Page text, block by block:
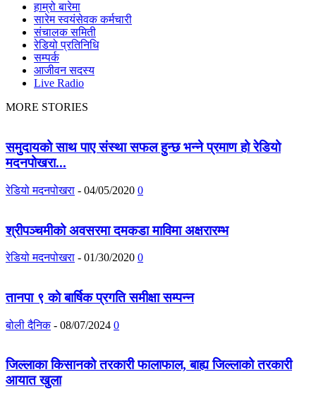
हाम्रो बारेमा
सारेम स्वयंसेवक कर्मचारी
संचालक समिती
रेडियो प्रतिनिधि
सम्पर्क
आजीवन सदस्य
Live Radio
MORE STORIES
समुदायको साथ पाए संस्था सफल हुन्छ भन्ने प्रमाण हो रेडियो
मदनपोखरा...
रेडियो मदनपोखरा - 04/05/2020 0
श्रीपञ्चमीको अवसरमा दमकडा माविमा अक्षरारम्भ
रेडियो मदनपोखरा - 01/30/2020 0
तानपा ९ काे बार्षिक प्रगति समीक्षा सम्पन्न
बोली दैनिक - 08/07/2024 0
जिल्लाका किसानको तरकारी फालाफाल, बाह्य जिल्लाको तरकारी
आयात खुला